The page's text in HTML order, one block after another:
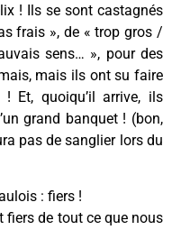
! Ils se sont castagnés
frais », de « trop gros /
sens… », pour des
mais ils ont su faire
Et, quoiqu’il arrive, ils
grand banquet ! (bon,
pas de sanglier lors du
: fiers !
fiers de tout ce que nous